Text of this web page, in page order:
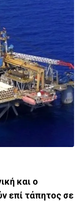
και ο
επί τάπητος σε